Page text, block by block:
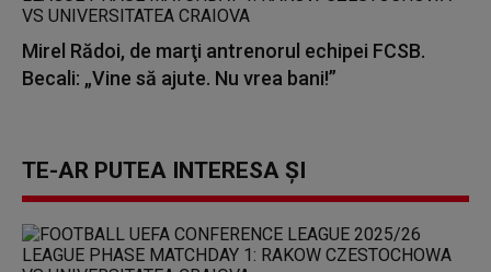
Mirel Rădoi, de marţi antrenorul echipei FCSB.
Becali: „Vine să ajute. Nu vrea bani!”
TE-AR PUTEA INTERESA ȘI